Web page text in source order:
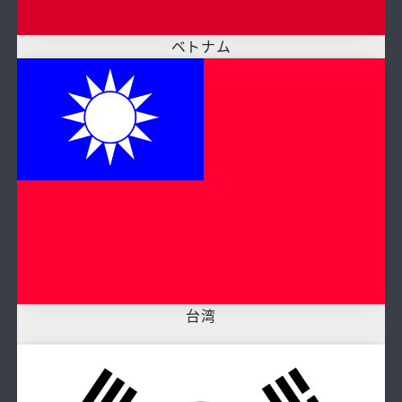
ベトナム
台湾